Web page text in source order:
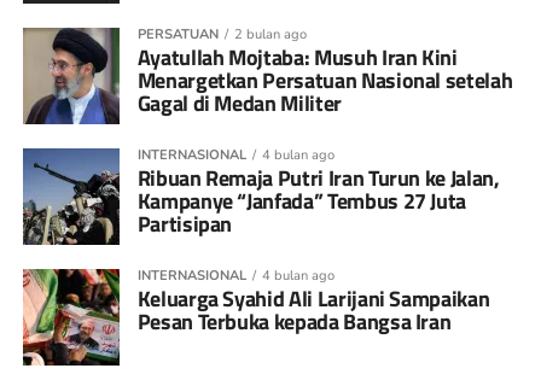
PERSATUAN 2 bulan ago
Ayatullah Mojtaba: Musuh Iran Kini
Menargetkan Persatuan Nasional setelah
Gagal di Medan Militer
INTERNASIONAL 4 bulan ago
Ribuan Remaja Putri Iran Turun ke Jalan,
Kampanye “Janfada” Tembus 27 Juta
Partisipan
INTERNASIONAL 4 bulan ago
Keluarga Syahid Ali Larijani Sampaikan
Pesan Terbuka kepada Bangsa Iran